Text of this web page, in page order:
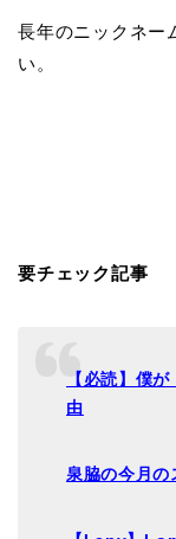
長年のニックネー
い。
要チェック記事
【必読】僕
由
泉脇の今月の